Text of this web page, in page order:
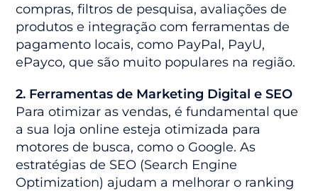
compras, filtros de pesquisa, avaliações de
produtos e integração com ferramentas de
pagamento locais, como PayPal, PayU,
ePayco, que são muito populares na região.
2. Ferramentas de Marketing Digital e SEO
Para otimizar as vendas, é fundamental que
a sua loja online esteja otimizada para
motores de busca, como o Google. As
estratégias de SEO (Search Engine
Optimization) ajudam a melhorar o ranking